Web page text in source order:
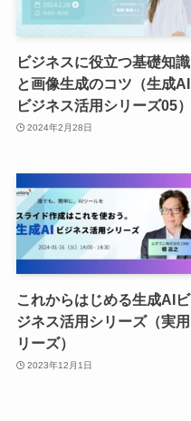
ビジネスに役立つ基礎知識
と画像生成のコツ（生成AI
ビジネス活用シリーズ05）
2024年2月28日
これからはじめる生成AIビ
ジネス活用シリーズ（実用
リーズ）
2023年12月1日